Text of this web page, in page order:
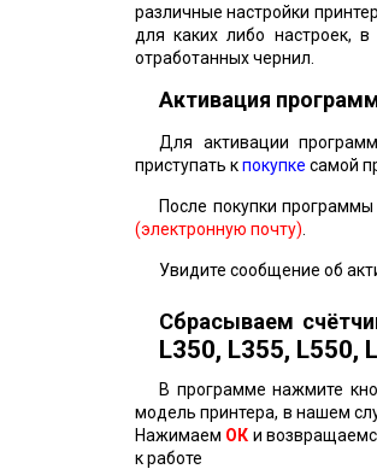
различные настройки
для каких либо настроек,
отработанных чернил.
Активация
Для активации
приступать кпокупке самой
После покупки
(электронную почту)
Увидите сообщение об
Сбрасываем
L350, L355, L550,
В программе нажмите
модель принтера, в нашем
Нажимаем ОК и
к работе